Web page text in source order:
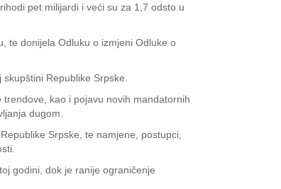
pet milijardi i veći su za 1,7 odsto u
te donijela Odluku o izmjeni Odluke o
Republike Srpske.
kao i pojavu novih mandatornih
dugom.
Srpske, te namjene, postupci,
godini, dok je ranije ograničenje